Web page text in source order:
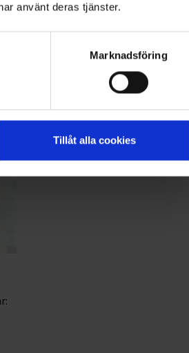
använt deras tjänster.
Marknadsföring
Tillåt alla cookies